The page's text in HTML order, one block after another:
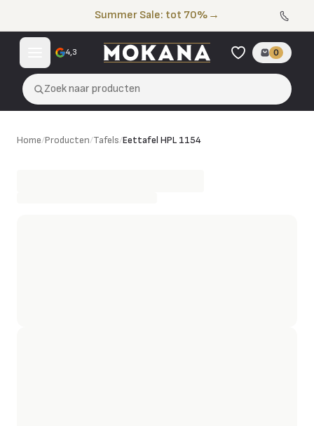
Summer Sale: tot 70% →
4,3 0
Zoek naar producten
Eettafel HPL 1154
Home/Producten/Tafels/Eettafel HPL 1154